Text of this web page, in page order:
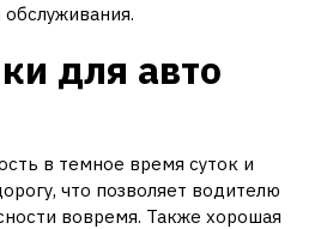
для авто
в темное время суток и
что позволяет водителю
вовремя. Также хорошая